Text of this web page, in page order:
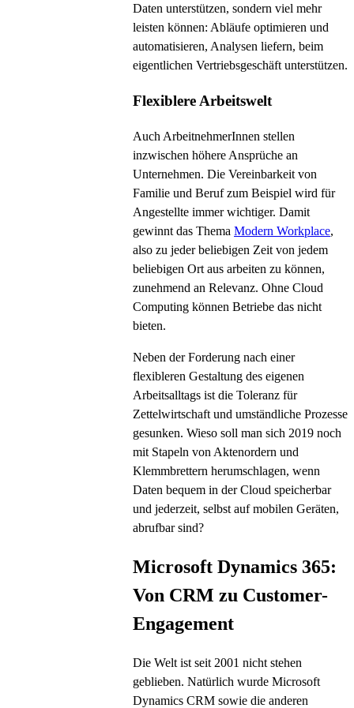
Daten unterstützen, sondern viel mehr
leisten können: Abläufe optimieren und
automatisieren, Analysen liefern, beim
eigentlichen Vertriebsgeschäft unterstützen.
Flexiblere Arbeitswelt
Auch ArbeitnehmerInnen stellen
inzwischen höhere Ansprüche an
Unternehmen. Die Vereinbarkeit von
Familie und Beruf zum Beispiel wird für
Angestellte immer wichtiger. Damit
gewinnt das Thema Modern Workplace,
also zu jeder beliebigen Zeit von jedem
beliebigen Ort aus arbeiten zu können,
zunehmend an Relevanz. Ohne Cloud
Computing können Betriebe das nicht
bieten.
Neben der Forderung nach einer
flexibleren Gestaltung des eigenen
Arbeitsalltags ist die Toleranz für
Zettelwirtschaft und umständliche Prozesse
gesunken. Wieso soll man sich 2019 noch
mit Stapeln von Aktenordern und
Klemmbrettern herumschlagen, wenn
Daten bequem in der Cloud speicherbar
und jederzeit, selbst auf mobilen Geräten,
abrufbar sind?
Microsoft Dynamics 365:
Von CRM zu Customer-
Engagement
Die Welt ist seit 2001 nicht stehen
geblieben. Natürlich wurde Microsoft
Dynamics CRM sowie die anderen